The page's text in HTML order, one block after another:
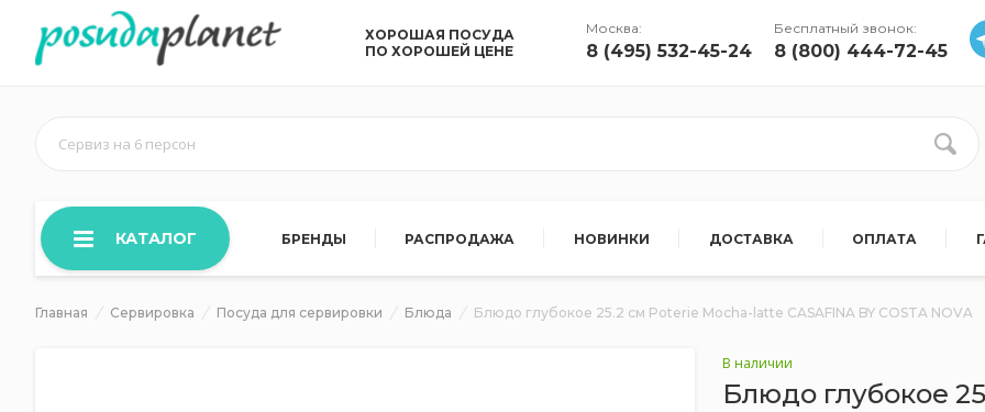
ХОРОШАЯ ПОСУДА
ПО ХОРОШЕЙ ЦЕНЕ
Москва:
8 (495) 532-45-24
Бесплатный звонок:
8 (800) 444-72-45
Сервиз на 6 персон
КАТАЛОГ БРЕНДЫ РАСПРОДАЖА НОВИНКИ ДОСТАВКА ОПЛАТА
Главная Сервировка Посуда для сервировки Блюда Блюдо глубокое 25.2 см Poterie Mocha-latte CASAFINA BY COSTA NOVA
В наличии
Блюдо глубокое